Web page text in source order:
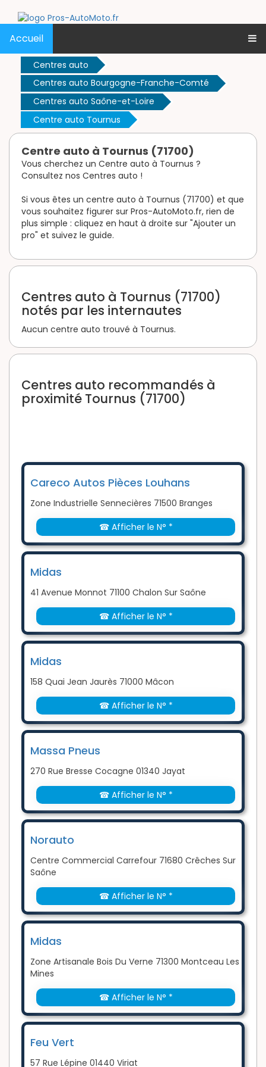
Accueil
Centres auto
Centres auto Bourgogne-Franche-Comté
Centres auto Saône-et-Loire
Centre auto Tournus
Centre auto à Tournus (71700)
Vous cherchez un Centre auto à Tournus ?
Consultez nos Centres auto !
Si vous êtes un centre auto à Tournus (71700) et que
vous souhaitez figurer sur Pros-AutoMoto.fr, rien de
plus simple : cliquez en haut à droite sur "Ajouter un
pro" et suivez le guide.
Centres auto à Tournus (71700)
notés par les internautes
Aucun centre auto trouvé à Tournus.
Centres auto recommandés à
proximité Tournus (71700)
Careco Autos Pièces Louhans
Zone Industrielle Sennecières 71500 Branges
☎ Afficher le N° *
Midas
41 Avenue Monnot 71100 Chalon Sur Saône
☎ Afficher le N° *
Midas
158 Quai Jean Jaurès 71000 Mâcon
☎ Afficher le N° *
Massa Pneus
270 Rue Bresse Cocagne 01340 Jayat
☎ Afficher le N° *
Norauto
Centre Commercial Carrefour 71680 Crêches Sur
Saône
☎ Afficher le N° *
Midas
Zone Artisanale Bois Du Verne 71300 Montceau Les
Mines
☎ Afficher le N° *
Feu Vert
57 Rue Lépine 01440 Viriat